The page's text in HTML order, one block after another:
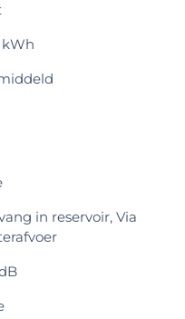
kWh
in reservoir, Via